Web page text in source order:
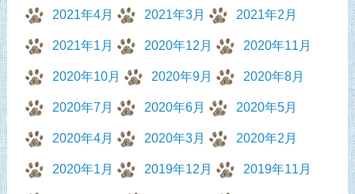
2021年4月 2021年3月 2021年2月
2021年1月 2020年12月 2020年11月
2020年10月 2020年9月 2020年8月
2020年7月 2020年6月 2020年5月
2020年4月 2020年3月 2020年2月
2020年1月 2019年12月 2019年11月